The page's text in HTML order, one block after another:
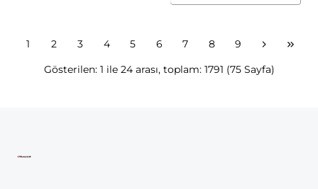
1 2 3 4 5 6 7 8
9
Gösterilen: 1 ile 24 arası, toplam: 1791 (75 Sayfa)